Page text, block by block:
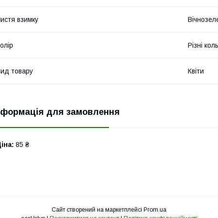
взимку
Різні
товару Квіти
для замовлення
85 ₴
Сайт створений на маркетплейсі Prom.ua